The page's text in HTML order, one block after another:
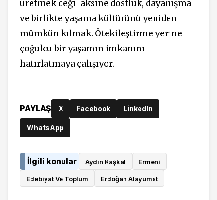
üretmek değil aksine dostluk, dayanışma
ve birlikte yaşama kültürünü yeniden
mümkün kılmak. Ötekileştirme yerine
çoğulcu bir yaşamın imkanını
hatırlatmaya çalışıyor.
PAYLAŞ X Facebook LinkedIn
WhatsApp
İlgili konular Aydın Kaşkal Ermeni
Edebiyat Ve Toplum Erdoğan Alayumat